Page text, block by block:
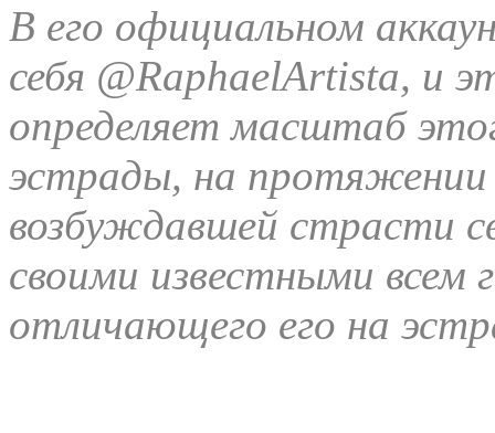
В его официальном
себя @RaphaelArtista, и
определяет масштаб
эстрады, на протяжении
возбуждавшей страсти
своими известными всем
отличающего его на